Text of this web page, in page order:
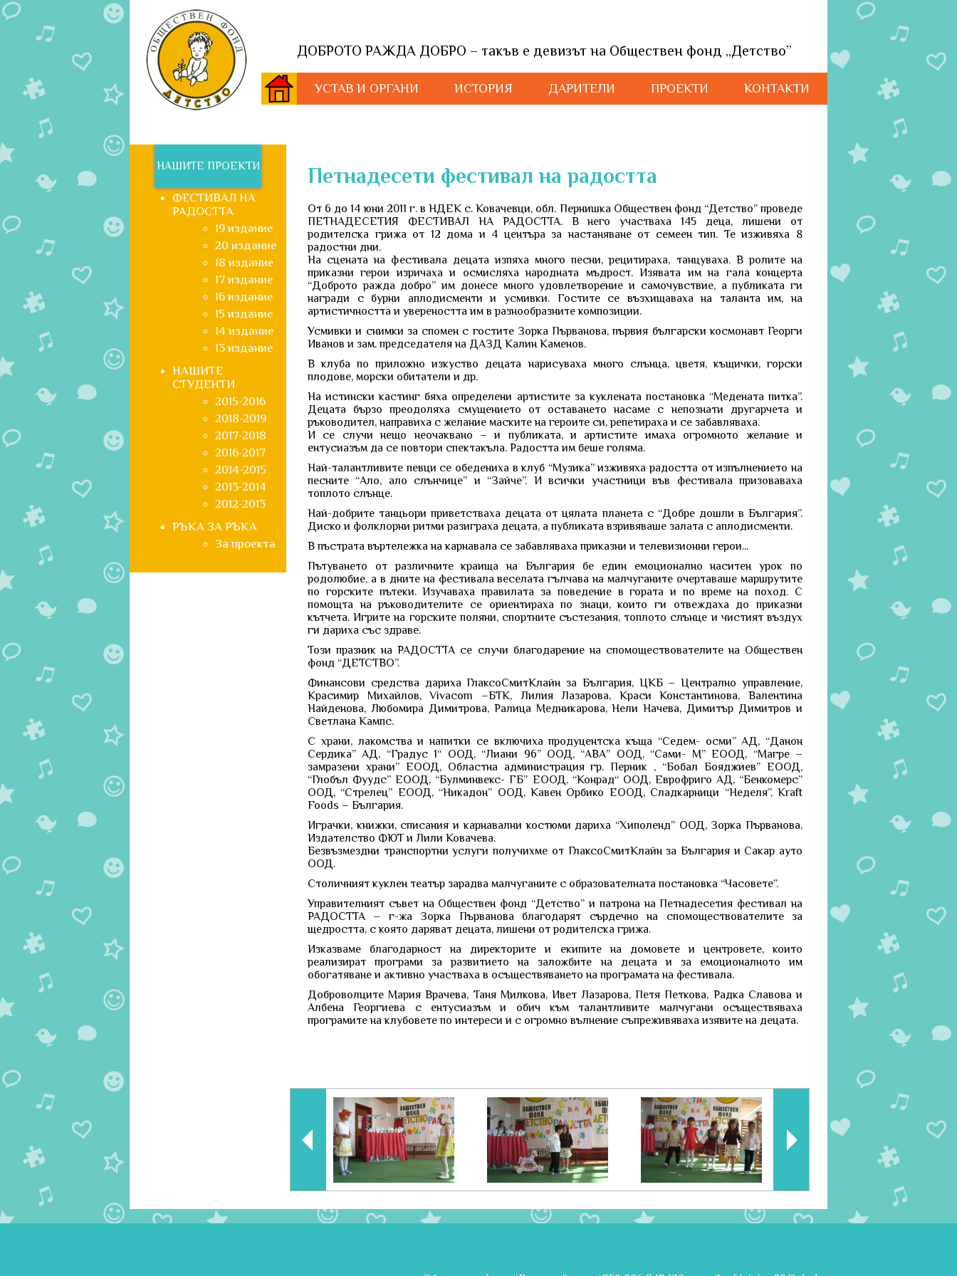
ДОБРОТО РАЖДА ДОБРО – такъв е девизът на Обществен фонд „Детство”
УСТАВ И ОРГАНИ ИСТОРИЯ ДАРИТЕЛИ ПРОЕКТИ КОНТАКТИ
НАШИТЕ ПРОЕКТИ
ФЕСТИВАЛ НА
РАДОСТТА
19 издание
20 издание
18 издание
17 издание
16 издание
15 издание
14 издание
13 издание
НАШИТЕ
СТУДЕНТИ
2015-2016
2018-2019
2017-2018
2016-2017
2014-2015
2013-2014
2012-2013
РЪКА ЗА РЪКА
За проекта
Петнадесети фестивал на радостта
От 6 до 14 юни 2011 г. в НДЕК с. Ковачевци, обл. Пернишка Обществен фонд “Детство” проведе
ПЕТНАДЕСЕТИЯ ФЕСТИВАЛ НА РАДОСТТА. В него участваха 145 деца, лишени от
родителска грижа от 12 дома и 4 центъра за настаняване от семеен тип. Те изживяха 8
радостни дни.
На сцената на фестивала децата изпяха много песни, рецитираха, танцуваха. В ролите на
приказни герои изричаха и осмисляха народната мъдрост. Изявата им на гала концерта
“Доброто ражда добро” им донесе много удовлетворение и самочувствие, а публиката ги
награди с бурни аплодисменти и усмивки. Гостите се възхищаваха на таланта им, на
артистичността и увереността им в разнообразните композиции.
Усмивки и снимки за спомен с гостите Зорка Първанова, първия български космонавт Георги
Иванов и зам. председателя на ДАЗД Калин Каменов.
В клуба по приложно изкуство децата нарисуваха много слънца, цветя, къщички, горски
плодове, морски обитатели и др.
На истински кастинг бяха определени артистите за куклената постановка “Медената питка”.
Децата бързо преодоляха смущението от оставането насаме с непознати другарчета и
ръководител, направиха с желание маските на героите си, репетираха и се забавляваха.
И се случи нещо неочаквано – и публиката, и артистите имаха огромното желание и
ентусиазъм да се повтори спектакъла. Радостта им беше голяма.
Най-талантливите певци се обедениха в клуб “Музика” изживяха радостта от изпълнението на
песните “Ало, ало слънчице” и “Зайче”. И всички участници във фестивала призоваваха
топлото слънце.
Най-добрите танцьори приветстваха децата от цялата планета с “Добре дошли в България”.
Диско и фолклорни ритми разиграха децата, а публиката взривяваше залата с аплодисменти.
В пъстрата въртележка на карнавала се забавляваха приказни и телевизионни герои...
Пътуването от различните краища на България бе един емоционално наситен урок по
родолюбие, а в дните на фестивала веселата гълчава на малчуганите очертаваше маршрутите
по горските пътеки. Изучаваха правилата за поведение в гората и по време на поход. С
помощта на ръководителите се ориентираха по знаци, които ги отвеждаха до приказни
кътчета. Игрите на горските поляни, спортните състезания, топлото слънце и чистият въздух
ги дариха със здраве.
Този празник на РАДОСТТА се случи благодарение на спомоществователите на Обществен
фонд “ДЕТСТВО”.
Финансови средства дариха ГлаксоСмитКлайн за България, ЦКБ – Централно управление,
Красимир Михайлов, Vivacom –БТК, Лилия Лазарова, Краси Константинова, Валентина
Найденова, Любомира Димитрова, Ралица Медникарова, Нели Начева, Димитър Димитров и
Светлана Кампс.
С храни, лакомства и напитки се включиха продуцентска къща “Седем- осми” АД, “Данон
Сердика” АД, “Градус 1“ ООД, “Лиани 96” ООД, “АВА” ООД, “Сами- М” ЕООД, “Магре –
замразени храни” ЕООД, Областна администрация гр. Перник , “Бобал Бояджиев” ЕООД,
“Глобъл Фуудс” ЕООД, “Булминвекс- ГБ” ЕООД, “Конрад“ ООД, Еврофриго АД, “Бенкомерс”
ООД, “Стрелец” ЕООД, “Никадон” ООД, Кавен Орбико ЕООД, Сладкарници “Неделя”, Kraft
Foods – България.
Играчки, книжки, списания и карнавални костюми дариха “Хиполенд” ООД, Зорка Първанова,
Издателство ФЮТ и Лили Ковачева.
Безвъзмездни транспортни услуги получихме от ГлаксоСмитКлайн за България и Сакар ауто
ООД.
Столичният куклен театър зарадва малчуганите с образователната постановка “Часовете”.
Управителният съвет на Обществен фонд “Детство” и патрона на Петнадесетия фестивал на
РАДОСТТА – г-жа Зорка Първанова благодарят сърдечно на спомоществователите за
щедростта, с която даряват децата, лишени от родителска грижа.
Изказваме благодарност на директорите и екипите на домовете и центровете, които
реализират програми за развитието на заложбите на децата и за емоционалното им
обогатяване и активно участваха в осъществяването на програмата на фестивала.
Доброволците Мария Врачева, Таня Милкова, Ивет Лазарова, Петя Петкова, Радка Славова и
Албена Георгиева с ентусиазъм и обич към талантливите малчугани осъществяваха
програмите на клубовете по интереси и с огромно вълнение съпреживяваха изявите на децата.